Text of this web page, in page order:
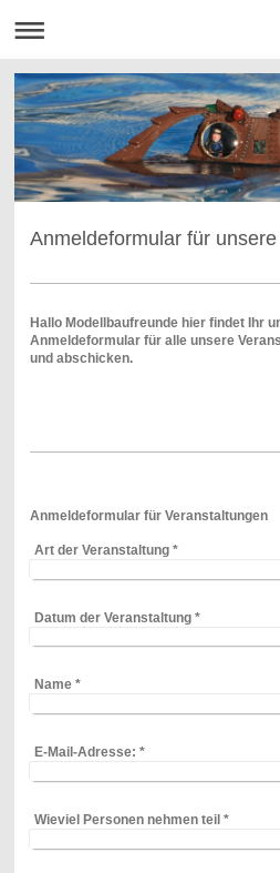
Anmeldeformular für
Hallo Modellbaufreunde hier findet Ihr
Anmeldeformular für alle unsere
und abschicken.
Anmeldeformular für Veranstaltungen
Art der Veranstaltung*
Datum der Veranstaltung*
Name*
E-Mail-Adresse: *
Wieviel Personen nehmen teil *